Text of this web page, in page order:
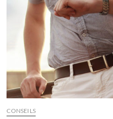
CONSEILS